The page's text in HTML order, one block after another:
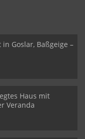
Goslar, Baßgeige –
Haus mit
Veranda